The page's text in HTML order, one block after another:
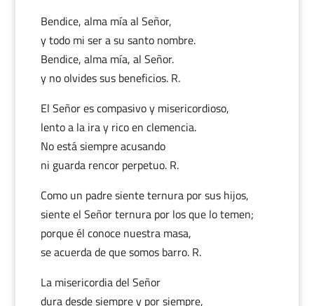
Bendice, alma mía al Señor,
y todo mi ser a su santo nombre.
Bendice, alma mía, al Señor.
y no olvides sus beneficios. R.
El Señor es compasivo y misericordioso,
lento a la ira y rico en clemencia.
No está siempre acusando
ni guarda rencor perpetuo. R.
Como un padre siente ternura por sus hijos,
siente el Señor ternura por los que lo temen;
porque él conoce nuestra masa,
se acuerda de que somos barro. R.
La misericordia del Señor
dura desde siempre y por siempre,